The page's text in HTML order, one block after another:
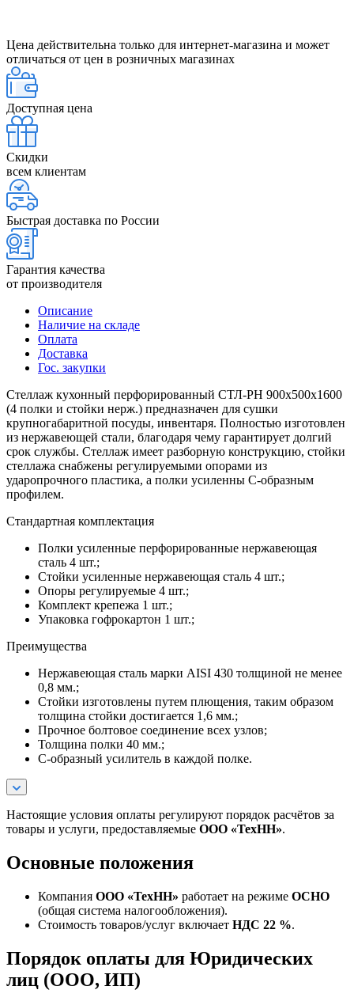
Цена действительна только для интернет-магазина и может
отличаться от цен в розничных магазинах
Доступная цена
Скидки
всем клиентам
Быстрая доставка по России
Гарантия качества
от производителя
Описание
Наличие на складе
Оплата
Доставка
Гос. закупки
Стеллаж кухонный перфорированный СТЛ-РН 900х500х1600
(4 полки и стойки нерж.) предназначен для сушки
крупногабаритной посуды, инвентаря. Полностью изготовлен
из нержавеющей стали, благодаря чему гарантирует долгий
срок службы. Стеллаж имеет разборную конструкцию, стойки
стеллажа снабжены регулируемыми опорами из
ударопрочного пластика, а полки усиленны С-образным
профилем.
Стандартная комплектация
Полки усиленные перфорированные нержавеющая
сталь 4 шт.;
Стойки усиленные нержавеющая сталь 4 шт.;
Опоры регулируемые 4 шт.;
Комплект крепежа 1 шт.;
Упаковка гофрокартон 1 шт.;
Преимущества
Нержавеющая сталь марки AISI 430 толщиной не менее
0,8 мм.;
Стойки изготовлены путем плющения, таким образом
толщина стойки достигается 1,6 мм.;
Прочное болтовое соединение всех узлов;
Толщина полки 40 мм.;
С-образный усилитель в каждой полке.
Настоящие условия оплаты регулируют порядок расчётов за
товары и услуги, предоставляемые ООО «ТехНН».
Основные положения
Компания ООО «ТехНН» работает на режиме ОСНО
(общая система налогообложения).
Стоимость товаров/услуг включает НДС 22 %.
Порядок оплаты для Юридических
лиц (ООО, ИП)